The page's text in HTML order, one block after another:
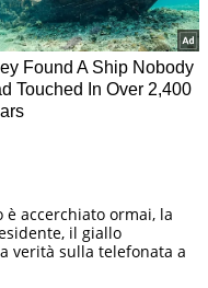
è accerchiato ormai, la
il giallo
verità sulla telefonata a